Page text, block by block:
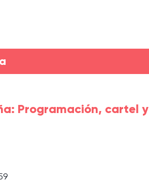
Programación, cartel y